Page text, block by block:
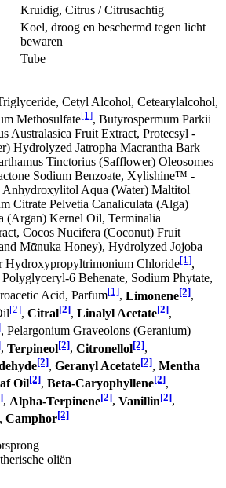
Kruidig, Citrus / Citrusachtig
Koel, droog en beschermd tegen licht
bewaren
Tube
Cetyl Alcohol, Cetearylalcohol,
Methosulfate[1], Butyrospermum Parkii
Australasica Fruit Extract, Protecsyl -
Hydrolyzed Jatropha Macrantha Bark
Tinctorius (Safflower) Oleosomes
Sodium Benzoate, Xylishine™ -
Aqua (Water) Maltitol
Citrate Pelvetia Canaliculata (Alga)
(Argan) Kernel Oil, Terminalia
Cocos Nucifera (Coconut) Fruit
Mᾱnuka Honey), Hydrolyzed Jojoba
Hydroxypropyltrimonium Chloride[1],
6 Behenate, Sodium Phytate,
Acid, Parfum[1], Limonene[2],
[2], Citral[2], Linalyl Acetate[2],
, Pelargonium Graveolons (Geranium)
, Terpineol[2], Citronellol[2],
[2], Geranyl Acetate[2], Mentha
Oil[2], Beta-Caryophyllene[2],
, Alpha-Terpinene[2], Vanillin[2],
, Camphor[2]
oliën